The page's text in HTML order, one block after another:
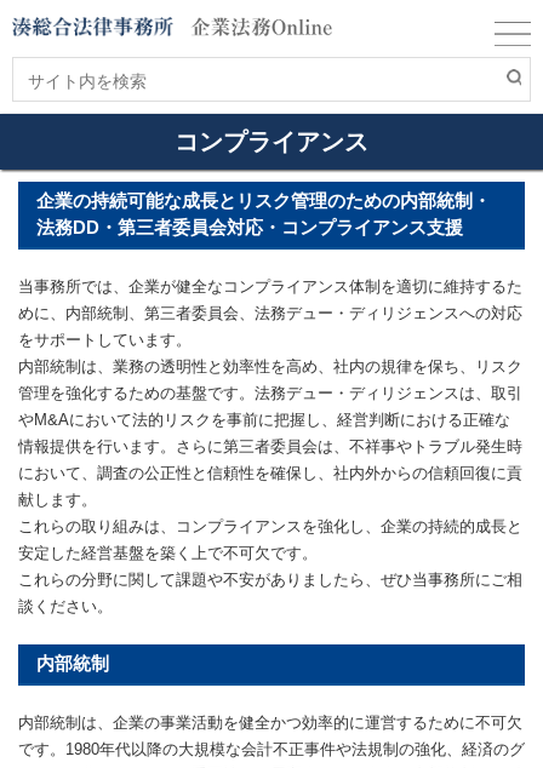
コンプライアンス
企業の持続可能な成長とリスク管理のための内部統制・
法務DD・第三者委員会対応・コンプライアンス支援
当事務所では、企業が健全なコンプライアンス体制を適切に維持するた
めに、内部統制、第三者委員会、法務デュー・ディリジェンスへの対応
をサポートしています。
内部統制は、業務の透明性と効率性を高め、社内の規律を保ち、リスク
管理を強化するための基盤です。法務デュー・ディリジェンスは、取引
やM&Aにおいて法的リスクを事前に把握し、経営判断における正確な
情報提供を行います。さらに第三者委員会は、不祥事やトラブル発生時
において、調査の公正性と信頼性を確保し、社内外からの信頼回復に貢
献します。
これらの取り組みは、コンプライアンスを強化し、企業の持続的成長と
安定した経営基盤を築く上で不可欠です。
これらの分野に関して課題や不安がありましたら、ぜひ当事務所にご相
談ください。
内部統制
内部統制は、企業の事業活動を健全かつ効率的に運営するために不可欠
です。1980年代以降の大規模な会計不正事件や法規制の強化、経済のグ